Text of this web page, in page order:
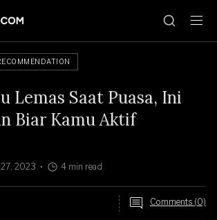
Lemas Saat Puasa, Ini
Biar Kamu Aktif
27, 2023 4 min read
Comments (0)